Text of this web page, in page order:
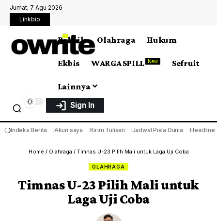
Jumat, 7 Agu 2026
Linkbio
Politik Olahraga Hukum
Ekbis WARGA SPILL New Sefruit
Lainnya
Sign In
❍Indeks Berita Akun saya Kirim Tulisan Jadwal Piala Dunia Headline
Home / Olahraga / Timnas U-23 Pilih Mali untuk Laga Uji Coba
OLAHRAGA
Timnas U-23 Pilih Mali untuk
Laga Uji Coba